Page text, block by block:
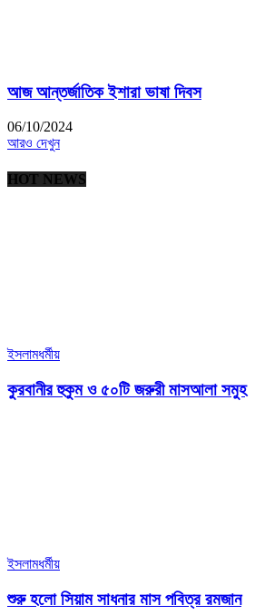
আজ আন্তর্জাতিক ইশারা ভাষা দিবস
06/10/2024
আরও দেখুন
HOT NEWS
ইসলামধর্মীয়
কুরবানীর হুকুম ও ৫০টি জরুরী মাসআলা সমুহ
ইসলামধর্মীয়
শুরু হলো সিয়াম সাধনার মাস পবিত্র রমজান